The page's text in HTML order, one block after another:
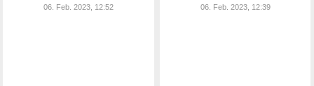
06. Feb. 2023, 12:52 06. Feb. 2023, 12:39